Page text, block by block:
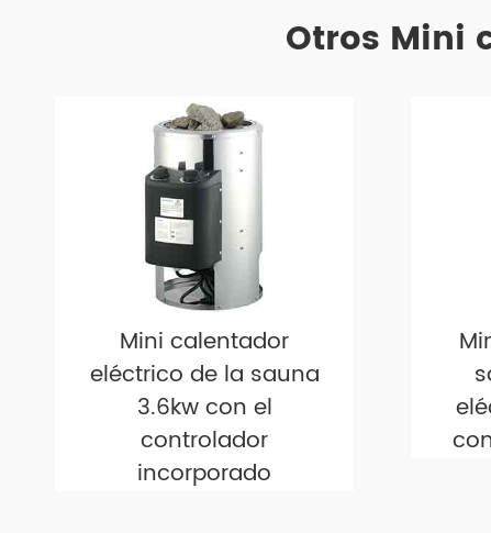
Otros Mini
Mini calentador
eléctrico de la sauna
3.6kw con el
controlador
incorporado